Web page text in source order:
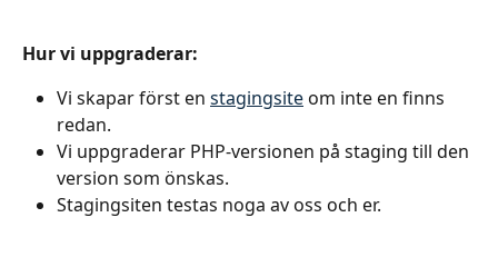
Hur vi uppgraderar:
Vi skapar först en stagingsite om inte en finns
redan.
Vi uppgraderar PHP-versionen på staging till den
version som önskas.
Stagingsiten testas noga av oss och er.